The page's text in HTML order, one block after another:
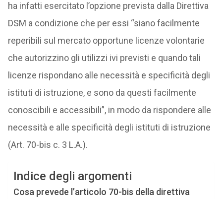
ha infatti esercitato l’opzione prevista dalla Direttiva
DSM a condizione che per essi “siano facilmente
reperibili sul mercato opportune licenze volontarie
che autorizzino gli utilizzi ivi previsti e quando tali
licenze rispondano alle necessità e specificità degli
istituti di istruzione, e sono da questi facilmente
conoscibili e accessibili”, in modo da rispondere alle
necessità e alle specificità degli istituti di istruzione
(Art. 70-bis c. 3 L.A.).
Indice degli argomenti
Cosa prevede l’articolo 70-bis della direttiva